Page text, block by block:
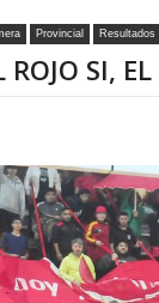
Provincial Resultados
ROJO SI,